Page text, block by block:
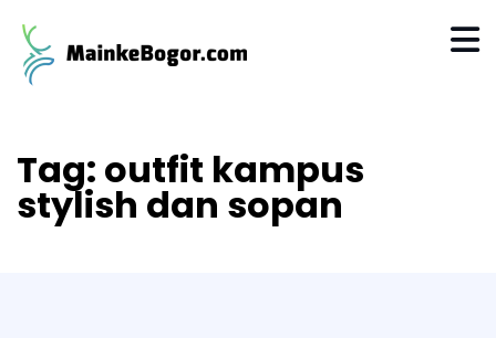
Tag: outfit kampus
stylish dan sopan